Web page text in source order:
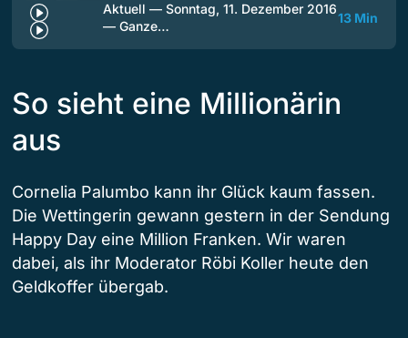
Aktuell — Sonntag, 11. Dezember 2016
— Ganze…
13 Min
So sieht eine Millionärin
aus
Cornelia Palumbo kann ihr Glück kaum fassen.
Die Wettingerin gewann gestern in der Sendung
Happy Day eine Million Franken. Wir waren
dabei, als ihr Moderator Röbi Koller heute den
Geldkoffer übergab.